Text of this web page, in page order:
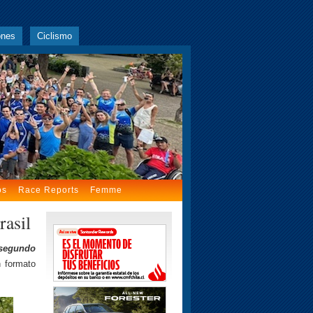
Ciclismo
Race Reports Femme
formato